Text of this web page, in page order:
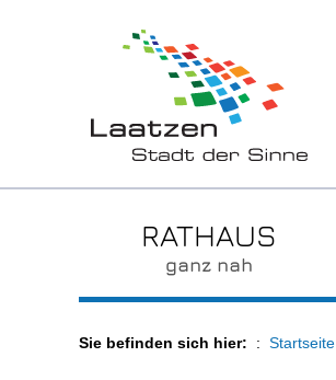
RATHAUS
ganz nah
Sie befinden sich hier: Startseite